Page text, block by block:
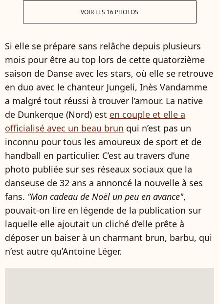
VOIR LES 16 PHOTOS
Si elle se prépare sans relâche depuis plusieurs
mois pour être au top lors de cette quatorzième
saison de Danse avec les stars, où elle se retrouve
en duo avec le chanteur Jungeli, Inès Vandamme
a malgré tout réussi à trouver l’amour. La native
de Dunkerque (Nord) est en couple et elle a
officialisé avec un beau brun qui n’est pas un
inconnu pour tous les amoureux de sport et de
handball en particulier. C’est au travers d’une
photo publiée sur ses réseaux sociaux que la
danseuse de 32 ans a annoncé la nouvelle à ses
fans. “Mon cadeau de Noël un peu en avance",
pouvait-on lire en légende de la publication sur
laquelle elle ajoutait un cliché d’elle prête à
déposer un baiser à un charmant brun, barbu, qui
n’est autre qu’Antoine Léger.